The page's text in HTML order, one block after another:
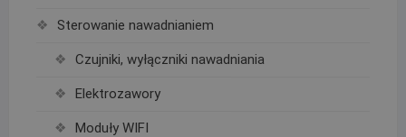
Sterowanie nawadnianiem
Czujniki, wyłączniki nawadniania
Elektrozawory
Moduły WIFI